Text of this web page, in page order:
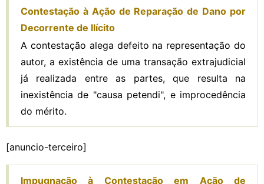
Contestação à Ação de Reparação de Dano por
Decorrente de Ilícito
A contestação alega defeito na representação do
autor, a existência de uma transação extrajudicial
já realizada entre as partes, que resulta na
inexistência de "causa petendi", e improcedência
do mérito.
[anuncio-terceiro]
Impugnação à Contestação em Ação de